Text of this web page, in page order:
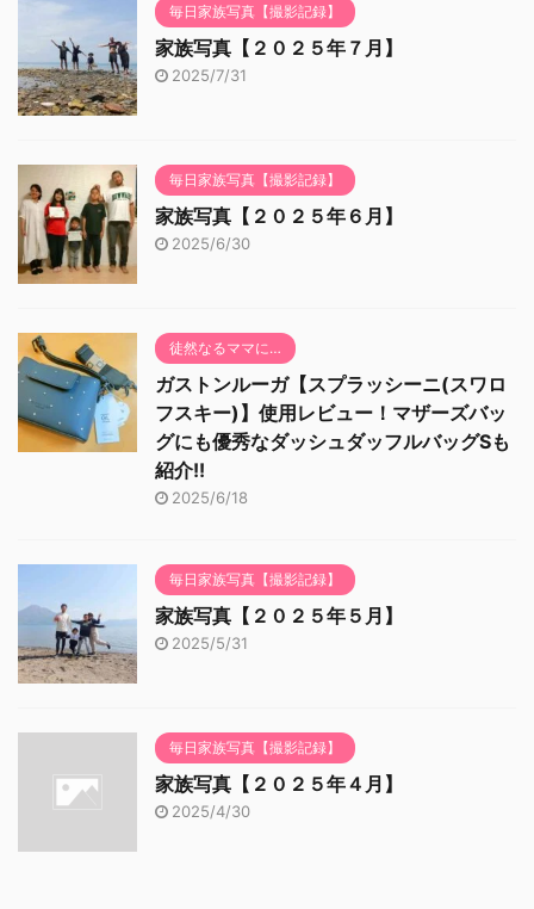
毎日家族写真【撮影記録】
家族写真【２０２５年７月】
2025/7/31
毎日家族写真【撮影記録】
家族写真【２０２５年６月】
2025/6/30
徒然なるママに…
ガストンルーガ【スプラッシーニ(スワロ
フスキー)】使用レビュー！マザーズバッ
グにも優秀なダッシュダッフルバッグSも
紹介!!
2025/6/18
毎日家族写真【撮影記録】
家族写真【２０２５年５月】
2025/5/31
毎日家族写真【撮影記録】
家族写真【２０２５年４月】
2025/4/30